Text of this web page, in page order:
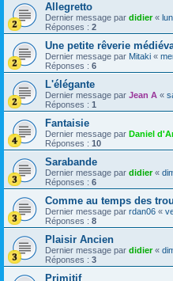
Allegretto
Dernier message par didier«
Réponses : 2
Une petite rêverie
Dernier message par Mitaki «
Réponses : 6
L'élégante
Dernier message par Jean A «
Réponses : 1
Fantaisie
Dernier message par Daniel
Réponses : 10
Sarabande
Dernier message par didier«
Réponses : 6
Comme au temps des
Dernier message par rdan06 «
Réponses : 8
Plaisir Ancien
Dernier message par didier«
Réponses : 3
Primitif